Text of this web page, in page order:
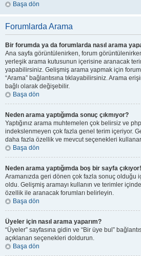
Başa dön
Forumlarda Arama
Bir forumda ya da forumlarda nasıl arama
Ana sayfa görüntülenirken, forum
yerleşik arama kutusunun içerisine aranacak
yapabilirsiniz. Gelişmiş arama yapmak için
“Arama” bağlantısına tıklayabilirsiniz. Arama
bağlı olarak değişebilir.
Başa dön
Neden arama yaptığımda sonuç çıkmıyor?
Yaptığınız arama muhtemelen çok belirsiz ve
indekslenmeyen çok fazla genel terim içeriyor.
daha fazla özellik ve mevcut seçenekleri
Başa dön
Neden arama yaptığımda boş bir sayfa
Aramanızda geri dönen çok fazla sonuç olduğu
oldu. Gelişmiş aramayı kullanın ve terimler
özellik ile aranacak forumları belirleyin.
Başa dön
Üyeler için nasıl arama yaparım?
“Üyeler” sayfasına gidin ve “Bir üye bul”
açıklanan seçenekleri doldurun.
Başa dön